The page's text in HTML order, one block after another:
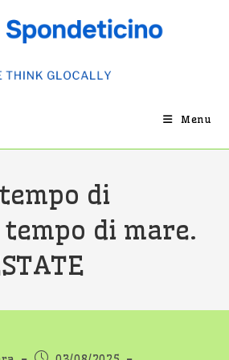
Menu
di
di mare.
Articolo